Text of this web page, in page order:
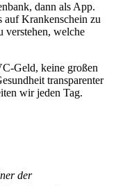
dann als App.
auf Krankenschein zu
verstehen, welche
Geld, keine großen
transparenter
wir jeden Tag.
der